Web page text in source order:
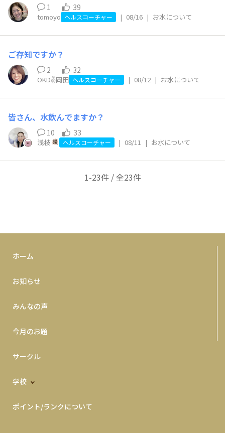
1 39
tomoyo ヘルスコーチャー | 08/16 | お水について
ご存知ですか？
2 32
OKD✌️岡田 ヘルスコーチャー | 08/12 | お水について
皆さん、水飲んでますか？
10 33
浅枝 ヘルスコーチャー | 08/11 | お水について
1-23件 / 全23件
ホーム
お知らせ
みんなの声
今月のお題
サークル
学校
ポイント/ランクについて